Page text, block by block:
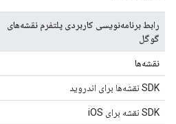
رابط برنامه‌نویسی کاربردی پلتفرم نقشه‌های
گوگل
نقشه‌ها
SDK نقشه‌ها برای اندروید
SDK نقشه برای iOS